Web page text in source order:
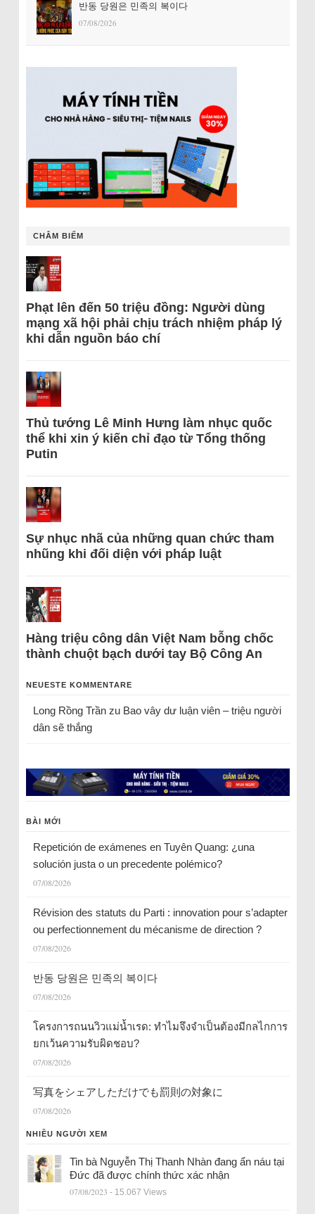
반동 당원은 민족의 복이다
07/08/2026
CHÂM BIẾM
Phạt lên đến 50 triệu đồng: Người dùng
mạng xã hội phải chịu trách nhiệm pháp lý
khi dẫn nguồn báo chí
Thủ tướng Lê Minh Hưng làm nhục quốc
thể khi xin ý kiến chỉ đạo từ Tổng thống
Putin
Sự nhục nhã của những quan chức tham
nhũng khi đối diện với pháp luật
Hàng triệu công dân Việt Nam bỗng chốc
thành chuột bạch dưới tay Bộ Công An
NEUESTE KOMMENTARE
Long Rồng Trầnzu Bao vây dư luận viên – triệu người
dân sẽ thắng
BÀI MỚI
Repetición de exámenes en Tuyên Quang: ¿una
solución justa o un precedente polémico?
07/08/2026
Révision des statuts du Parti : innovation pour s’adapter
ou perfectionnement du mécanisme de direction ?
07/08/2026
반동 당원은 민족의 복이다
07/08/2026
โครงการถนนวิวแม่น้ำเรด: ทำไมจึงจำเป็นต้องมีกลไกการ
ยกเว้นความรับผิดชอบ?
07/08/2026
写真をシェアしただけでも罰則の対象に
07/08/2026
NHIỀU NGƯỜI XEM
Tin bà Nguyễn Thị Thanh Nhàn đang ẩn náu tại
Đức đã được chính thức xác nhận
07/08/2023 - 15.067 Views